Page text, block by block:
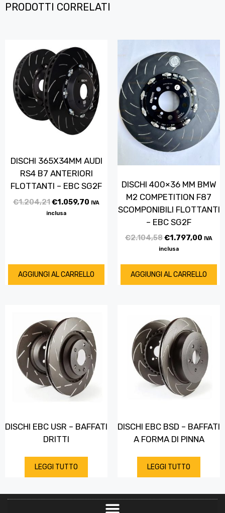
PRODOTTI CORRELATI
DISCHI 365X34MM AUDI
RS4 B7 ANTERIORI
FLOTTANTI – EBC SG2F
€1.204,21€1.059,70 IVA
inclusa
AGGIUNGI AL CARRELLO
DISCHI 400×36 MM BMW
M2 COMPETITION F87
SCOMPONIBILI FLOTTANTI
– EBC SG2F
€2.104,58€1.797,00 IVA
inclusa
AGGIUNGI AL CARRELLO
DISCHI EBC USR – BAFFATI
DRITTI
LEGGI TUTTO
DISCHI EBC BSD – BAFFATI
A FORMA DI PINNA
LEGGI TUTTO